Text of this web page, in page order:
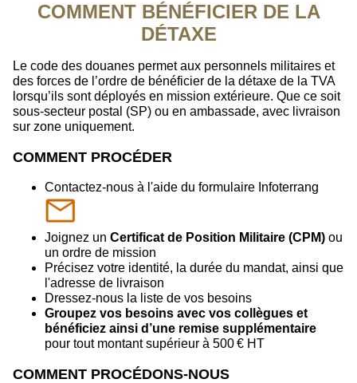
COMMENT BÉNÉFICIER DE LA
DÉTAXE
Le code des douanes permet aux personnels militaires et
des forces de l’ordre de bénéficier de la détaxe de la TVA
lorsqu’ils sont déployés en mission extérieure. Que ce soit
sous-secteur postal (SP) ou en ambassade, avec livraison
sur zone uniquement.
COMMENT PROCÉDER
Contactez-nous à l'aide du formulaire Infoterrang
Joignez un Certificat de Position Militaire (CPM) ou
un ordre de mission
Précisez votre identité, la durée du mandat, ainsi que
l'adresse de livraison
Dressez-nous la liste de vos besoins
Groupez vos besoins avec vos collègues et
bénéficiez ainsi d’une remise supplémentaire
pour tout montant supérieur à 500 € HT
COMMENT PROCÉDONS-NOUS